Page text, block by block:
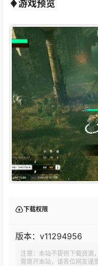
♦游戏预览
下载权限
版本：v11294956
注意：本站不提供下载资源
需离开本站，请各位网友谨